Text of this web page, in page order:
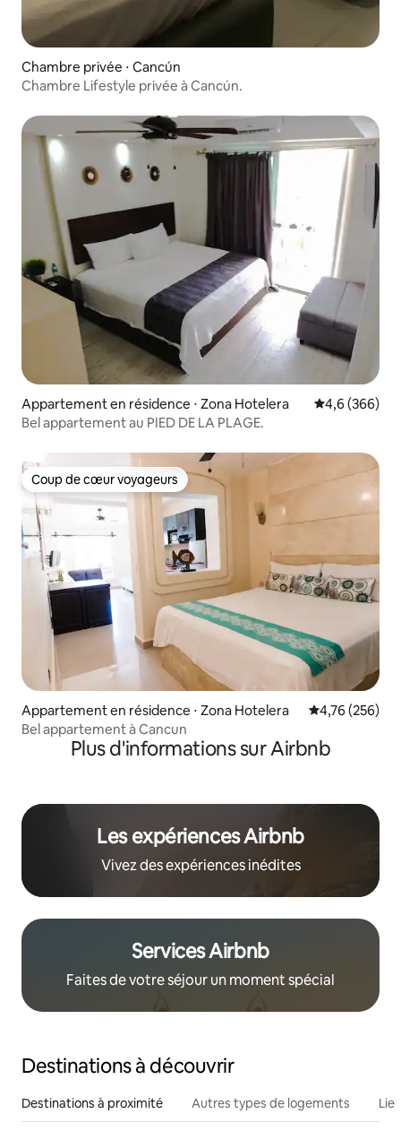
Chambre privée ⋅ Cancún
Chambre Lifestyle privée à Cancún.
Appartement en résidence ⋅ Zona Hotelera Évaluation
4,6 (366)
Bel appartement au PIED DE LA PLAGE.
Coup de cœur voyageurs
Coup de cœur voyageurs
Appartement en résidence ⋅ Zona Hotelera Évaluation
4,76 (256)
Bel appartement à Cancun
Plus d'informations sur Airbnb
Les expériences Airbnb
Vivez des expériences inédites
Services Airbnb
Faites de votre séjour un moment spécial
Destinations à découvrir
Destinations à proximité Autres types de logements